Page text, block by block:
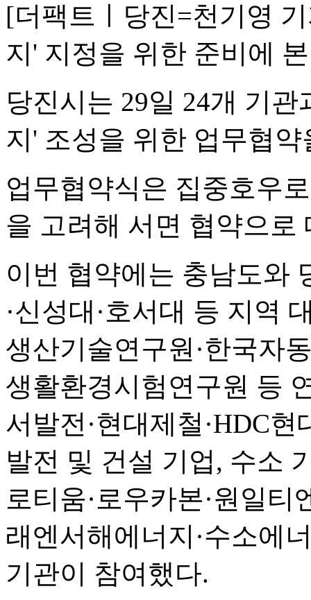
[더팩트ㅣ당진=천기영
지' 지정을 위한 준비에
당진시는 29일 24개 기
지' 조성을 위한 업무협
업무협약식은 집중호우
을 고려해 서면 협약으로
이번 협약에는 충남도와
·신성대·호서대 등 지역
생산기술연구원·한국자
생활환경시험연구원 등
서발전·현대제철·HDC
발전 및 건설 기업, 수소
로티움·로우카본·원일티
래엔서해에너지·수소에
기관이 참여했다.